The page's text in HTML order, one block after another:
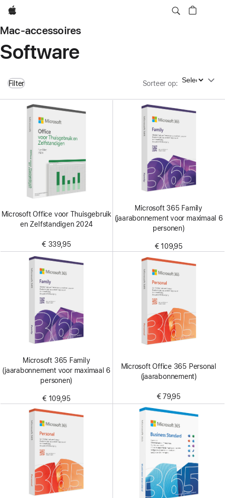
Apple
Mac-accessoires
Software
Filter Sorteer op: Sorteer op
Microsoft Office voor Thuisgebruik
en Zelfstandigen 2024
€ 339,95
Microsoft 365 Family
(jaarabonnement voor maximaal 6
personen)
€ 109,95
Microsoft 365 Family
(jaarabonnement voor maximaal 6
personen)
€ 109,95
Microsoft Office 365 Personal
(jaarabonnement)
€ 79,95